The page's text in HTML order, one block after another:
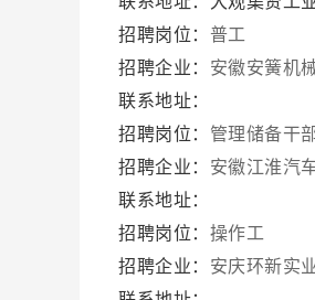
招聘岗位： 普工
招聘企业： 安徽安簧机
联系地址：
招聘岗位： 管理储备干
招聘企业： 安徽江淮汽
联系地址：
招聘岗位： 操作工
招聘企业： 安庆环新实